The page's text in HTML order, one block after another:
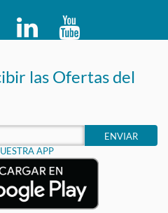
las Ofertas del
ENVIAR
APP